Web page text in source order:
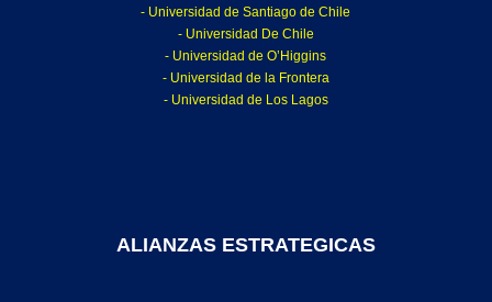
- Universidad de Santiago de Chile
- Universidad De Chile
- Universidad de O’Higgins
- Universidad de la Frontera
- Universidad de Los Lagos
ALIANZAS ESTRATEGICAS